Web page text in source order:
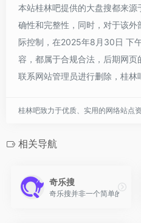
本站桂林吧提供的大盘搜都来
确性和完整性，同时，对于该
际控制，在2025年8月30日 下
容，都属于合规合法，后期网
联系网站管理员进行删除，桂林
桂林吧致力于优质、实用的网络站点
相关导航
奇乐搜
奇乐搜并非一个简单的网盘